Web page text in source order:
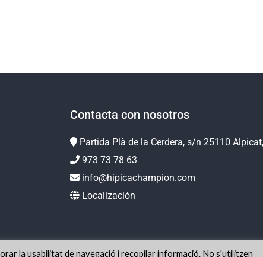
Contacta con nosotros
Partida Plà de la Cerdera, s/n 25110
973 73 78 63
info@hipicachampion.com
Localización
la usabilitat de navegació i recopilar informació. No s'utilitzen